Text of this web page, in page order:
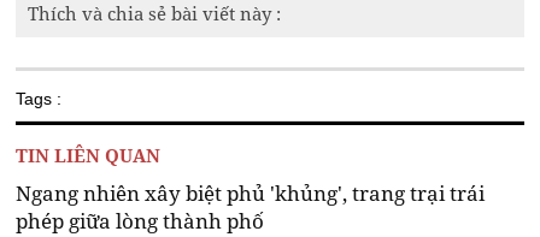
Thích và chia sẻ bài viết này :
Tags :
TIN LIÊN QUAN
Ngang nhiên xây biệt phủ 'khủng', trang trại trái
phép giữa lòng thành phố